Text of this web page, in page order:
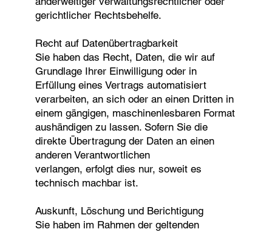
gerichtlicher Rechtsbehelfe.
Recht auf Datenübertragbarkeit
Sie haben das Recht, Daten, die wir auf
Grundlage Ihrer Einwilligung oder in
Erfüllung eines Vertrags automatisiert
verarbeiten, an sich oder an einen Dritten in
einem gängigen, maschinenlesbaren Format
aushändigen zu lassen. Sofern Sie die
direkte Übertragung der Daten an einen
anderen Verantwortlichen
verlangen, erfolgt dies nur, soweit es
technisch machbar ist.
Auskunft, Löschung und Berichtigung
Sie haben im Rahmen der geltenden